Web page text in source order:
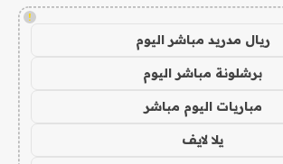
!
ريال مدريد مباشر اليوم
برشلونة مباشر اليوم
مباريات اليوم مباشر
يلا لايف